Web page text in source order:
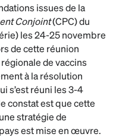
issues de la
Conjoint(CPC) du
les 24-25 novembre
de cette réunion
de vaccins
à la résolution
s’est réuni les 3-4
constat est que cette
stratégie de
est mise en œuvre.